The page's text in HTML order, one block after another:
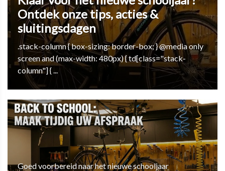
Ontdek onze tips, acties &
sluitingsdagen
.stack-column { box-sizing: border-box; } @media only
screen and (max-width: 480px) { td[class="stack-
column"] { ...
Goed voorbereid naar het nieuwe schooljaar